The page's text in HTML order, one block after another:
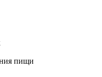
пищи